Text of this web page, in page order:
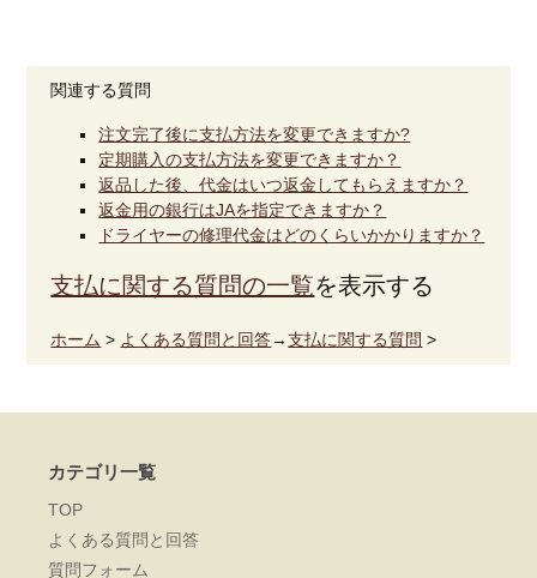
関連する質問
注文完了後に支払方法を変更できますか?
定期購入の支払方法を変更できますか？
返品した後、代金はいつ返金してもらえますか？
返金用の銀行はJAを指定できますか？
ドライヤーの修理代金はどのくらいかかりますか？
支払に関する質問の一覧を表示する
ホーム > よくある質問と回答→支払に関する質問 >
カテゴリ一覧
TOP
よくある質問と回答
質問フォーム